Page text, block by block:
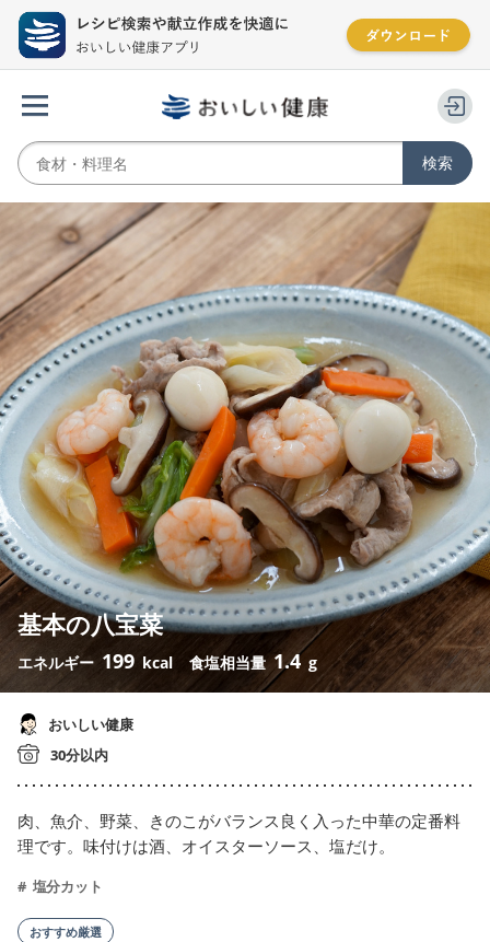
基本の八宝菜
エネルギー 199 kcal 食塩相当量 1.4 g
おいしい健康
30分以内
肉、魚介、野菜、きのこがバランス良く入った中華の定番料
理です。味付けは酒、オイスターソース、塩だけ。
塩分カット
おすすめ厳選